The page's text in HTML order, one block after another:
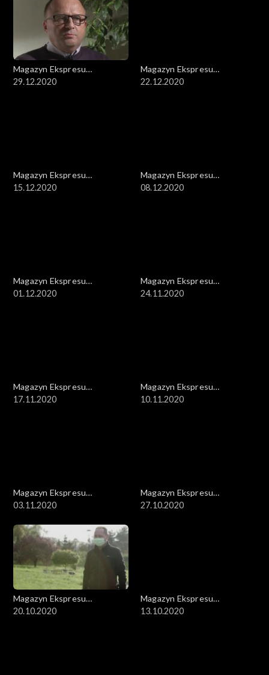
Magazyn Ekspresu
Reporterów
29.12.2020
Magazyn Ekspresu
Reporterów
22.12.2020
Magazyn Ekspresu
Reporterów
15.12.2020
Magazyn Ekspresu
Reporterów
08.12.2020
Magazyn Ekspresu
Reporterów
01.12.2020
Magazyn Ekspresu
Reporterów
24.11.2020
Magazyn Ekspresu
Reporterów
17.11.2020
Magazyn Ekspresu
Reporterów
10.11.2020
Magazyn Ekspresu
Reporterów
03.11.2020
Magazyn Ekspresu
Reporterów
27.10.2020
Magazyn Ekspresu
Reporterów
20.10.2020
Magazyn Ekspresu
Reporterów
13.10.2020